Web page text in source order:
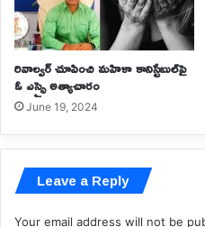
రివాల్వర్ చూపించి మహిళా కానిస్టేబుల్‌పై
ఓ ఎస్సై అత్యాచారం
June 19, 2024
Leave a Reply
Your email address will not be